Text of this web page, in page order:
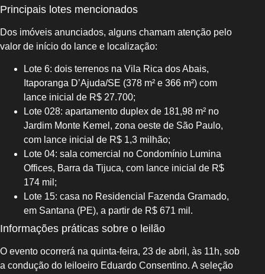
Principais lotes mencionados
Dos imóveis anunciados, alguns chamam atenção pelo
valor de início do lance e localização:
Lote 6: dois terrenos na Vila Rica dos Abais,
Itaporanga D’Ajuda/SE (378 m² e 366 m²) com
lance inicial de R$ 27.700;
Lote 028: apartamento duplex de 181,98 m² no
Jardim Monte Kemel, zona oeste de São Paulo,
com lance inicial de R$ 1,3 milhão;
Lote 04: sala comercial no Condomínio Lumina
Offices, Barra da Tijuca, com lance inicial de R$
174 mil;
Lote 15: casa no Residencial Fazenda Gramado,
em Santana (PE), a partir de R$ 671 mil.
Informações práticas sobre o leilão
O evento ocorrerá na quinta‑feira, 23 de abril, às 11h, sob
a condução do leiloeiro Eduardo Consentino. A seleção